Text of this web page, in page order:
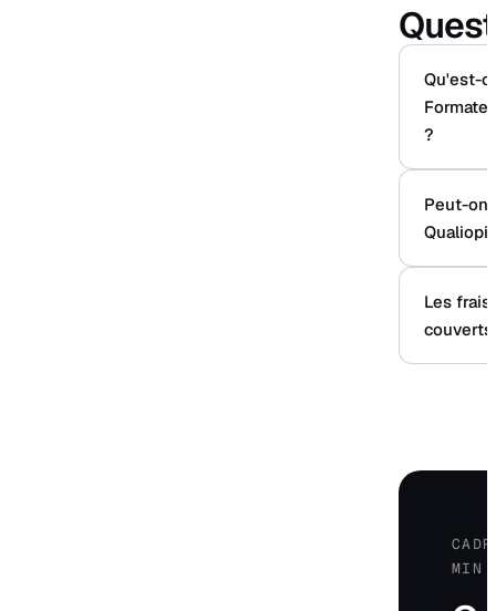
Qu'est-
?
Peut-on
Qualiopi
Les
couverts
MIN